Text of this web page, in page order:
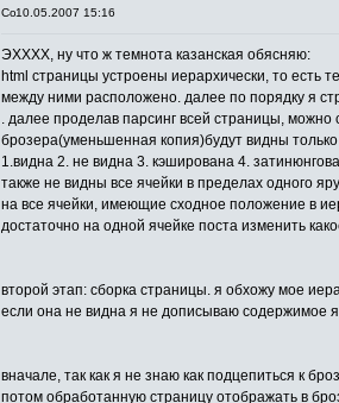
10.05.2007 15:16
ЭХХХХ, ну что ж темнота казанская обясняю:
html страницы устроены иерархически, то есть
между ними расположено. далее по порядку я
. далее проделав парсинг всей страницы, можно
брозера(уменьшенная копия)будут видны
1.видна 2. не видна 3. кэширована 4.
также не видны все ячейки в пределах одного
на все ячейки, имеющие сходное положение в
достаточно на одной ячейке поста изменить
второй этап: сборка страницы. я обхожу мое
если она не видна я не дописываю содержимое
вначале, так как я не знаю как подцепиться к
потом обработанную страницу отображать в